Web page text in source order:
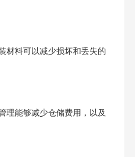
材料可以减少损坏和丢失的
理能够减少仓储费用，以及